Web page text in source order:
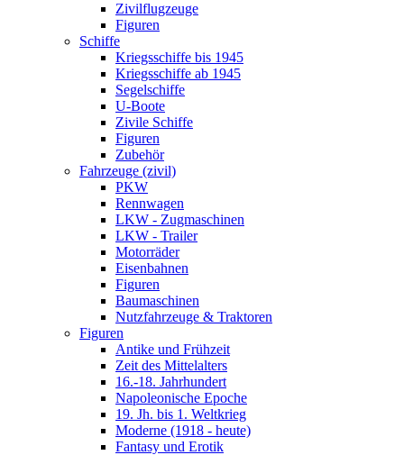
Zivilflugzeuge
Figuren
Schiffe
Kriegsschiffe bis 1945
Kriegsschiffe ab 1945
Segelschiffe
U-Boote
Zivile Schiffe
Figuren
Zubehör
Fahrzeuge (zivil)
PKW
Rennwagen
LKW - Zugmaschinen
LKW - Trailer
Motorräder
Eisenbahnen
Figuren
Baumaschinen
Nutzfahrzeuge & Traktoren
Figuren
Antike und Frühzeit
Zeit des Mittelalters
16.-18. Jahrhundert
Napoleonische Epoche
19. Jh. bis 1. Weltkrieg
Moderne (1918 - heute)
Fantasy und Erotik